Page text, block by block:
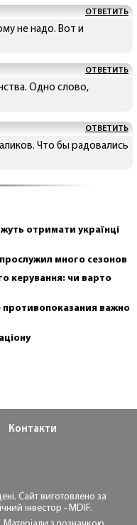
ОТВЕТИТЬ
не надо. Вот и
ОТВЕТИТЬ
Одно слово,
ОТВЕТИТЬ
Что бы радовались
отримати українці
много сезонов
керування: чи варто
важно
Контакти
Сайт виготовлено за
інвестор - MDIF.